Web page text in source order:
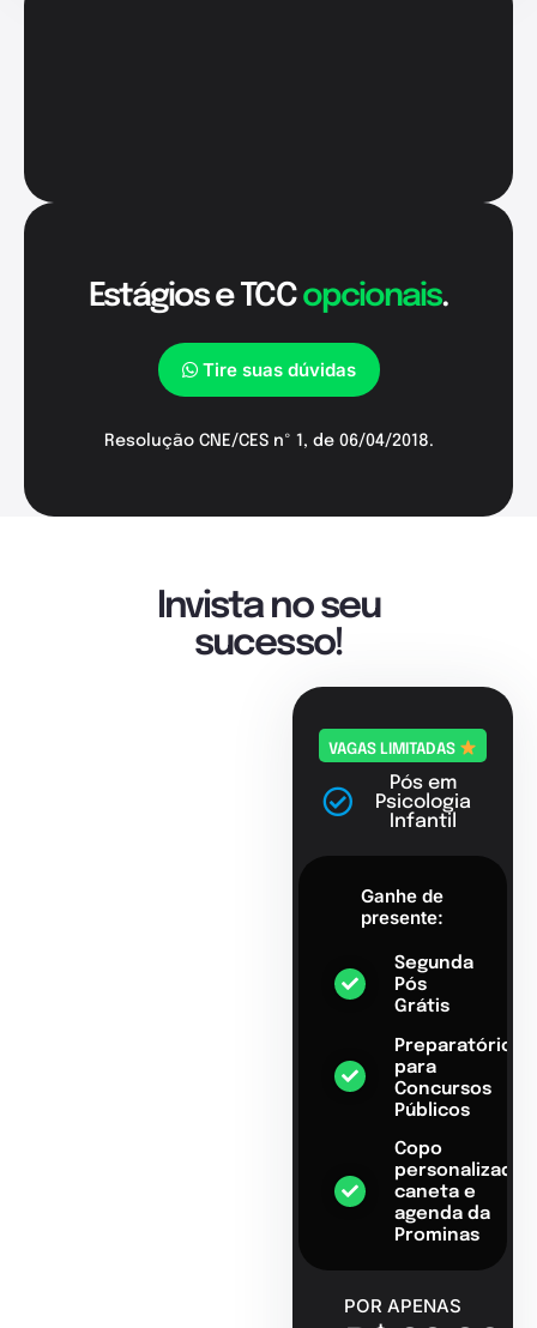
Estágios e TCCopcionais.
Tire suas dúvidas
Resolução CNE/CES nº 1, de 06/04/2018.
Invista no seu
sucesso!
VAGAS LIMITADAS
Pós em
Psicologia
Infantil
Ganhe de
presente:
Segunda
Pós
Grátis
Preparatório
para
Concursos
Públicos
Copo
personalizado,
caneta e
agenda da
Prominas
POR APENAS